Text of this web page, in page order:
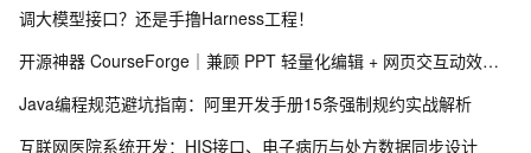
调大模型接口？还是手撸Harness工程！
开源神器 CourseForge｜兼顾 PPT 轻量化编辑 + 网页交互动效，一键 PPT 转交互式网页课件
Java编程规范避坑指南：阿里开发手册15条强制规约实战解析
互联网医院系统开发：HIS接口、电子病历与处方数据同步设计